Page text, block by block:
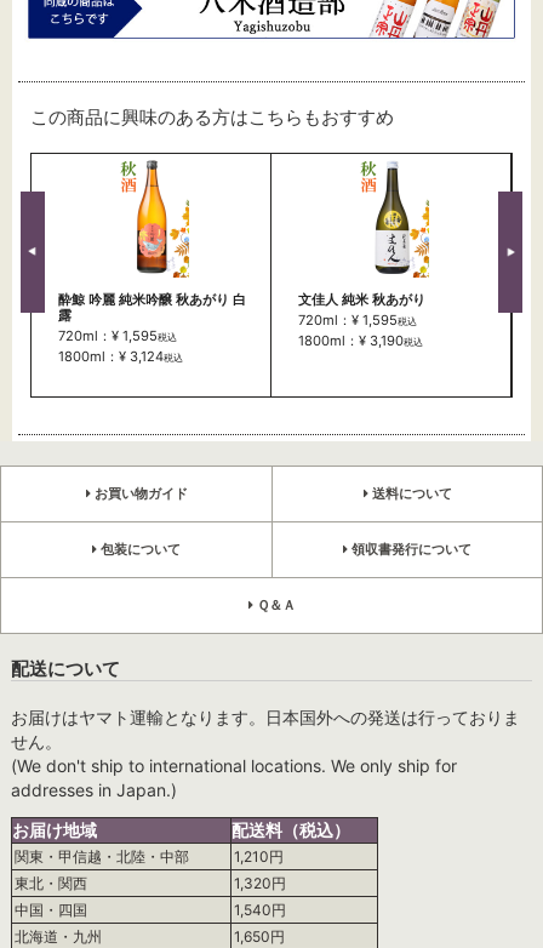
この商品に興味のある方はこちらもおすすめ
酔鯨 吟麗 純米吟醸 秋あがり 白
露
720ml：¥ 1,595税込
1800ml：¥ 3,124税込
文佳人 純米 秋あがり
720ml：¥ 1,595税込
1800ml：¥ 3,190税込
お買い物ガイド 送料について
包装について 領収書発行について
Ｑ＆Ａ
配送について
お届けはヤマト運輸となります。日本国外への発送は行っておりま
せん。
(We don't ship to international locations. We only ship for
addresses in Japan.)
お届け地域
配送料（税込）
関東・甲信越・北陸・中部
1,210円
東北・関西
1,320円
中国・四国
1,540円
北海道・九州
1,650円